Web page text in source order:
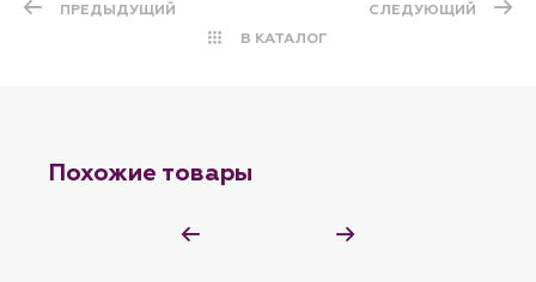
ПРЕДЫДУЩИЙ
В КАТАЛОГ
СЛЕДУЮЩИЙ
Похожие товары